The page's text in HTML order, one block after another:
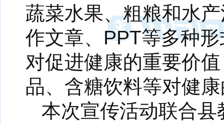
蔬菜水果、粗粮和水
作文章、PPT等多种
对促进健康的重要价
品、含糖饮料等对健
本次宣传活动联合